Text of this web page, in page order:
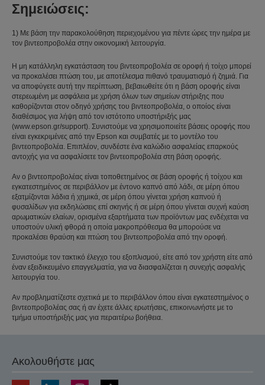
Σημειώσεις:
1) Με βάση την παρακολούθηση περιεχομένου για πέντε ώρες την ημέρα με
τον βιντεοπροβολέα στην οικονομική λειτουργία.
Η μη κατάλληλη εγκατάσταση του βιντεοπροβολέα σε οροφή ή τοίχο μπορεί
να προκαλέσει πτώση του, με αποτέλεσμα πιθανό τραυματισμό ή ζημιά. Για
να αποφύγετε αυτή την περίπτωση, βεβαιωθείτε ότι η βάση οροφής είναι
στερεωμένη με ασφάλεια με χρήση όλων των σημείων στήριξης που
καθορίζονται στον οδηγό χρήσης του βιντεοπροβολέα, ο οποίος είναι
διαθέσιμος για λήψη από τον ιστότοπο υποστήριξής μας
(www.epson.gr/support). Συνιστούμε να χρησιμοποιείτε βάσεις οροφής που
είναι εγκεκριμένες από την Epson και συμβατές με το μοντέλο του
βιντεοπροβολέα. Επιπλέον, συνδέστε ένα καλώδιο ασφαλείας επαρκούς
αντοχής για να ασφαλίσετε τον βιντεοπροβολέα στη βάση οροφής.
Αν ο βιντεοπροβολέας είναι τοποθετημένος σε βάση οροφής ή τοίχου και
εγκατεστημένος σε περιβάλλον με έντονο καπνό από λάδι, σε μέρη όπου
εξατμίζονται λάδια ή χημικά, σε μέρη όπου γίνεται χρήση καπνού ή
φυσαλίδων για εκδηλώσεις επί σκηνής ή σε μέρη όπου γίνεται συχνή καύση
αρωματικών ελαίων, ορισμένα εξαρτήματα των προϊόντων μας ενδέχεται να
υποστούν υλική φθορά η οποία μακροπρόθεσμα θα μπορούσε να
προκαλέσει θραύση και πτώση του βιντεοπροβολέα από την οροφή.
Συνιστούμε τον τακτικό έλεγχο του εξοπλισμού, είτε από τον χρήστη είτε από
έναν εξειδικευμένο επαγγελματία, για να διασφαλίζεται η συνεχής ασφαλής
λειτουργία του.
Αν προβληματίζεστε σχετικά με το περιβάλλον όπου είναι εγκατεστημένος ο
βιντεοπροβολέας σας ή αν έχετε άλλες ερωτήσεις, επικοινωνήστε με το
τμήμα υποστήριξής μας για περαιτέρω βοήθεια.
Ακολουθήστε μας